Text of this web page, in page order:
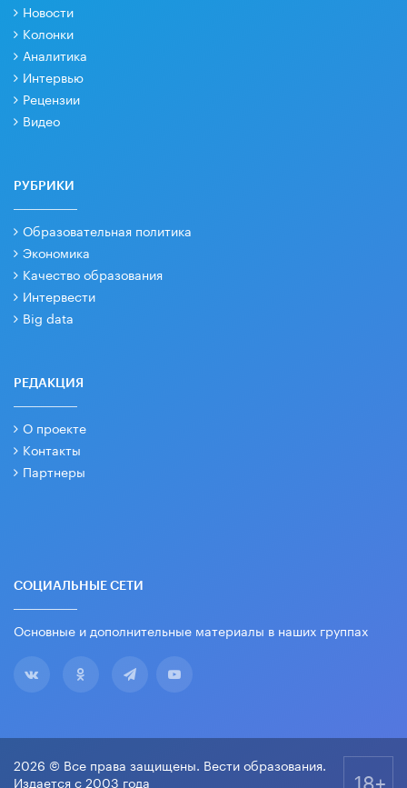
Новости
Колонки
Аналитика
Интервью
Рецензии
Видео
РУБРИКИ
Образовательная политика
Экономика
Качество образования
Интервести
Big data
РЕДАКЦИЯ
О проекте
Контакты
Партнеры
СОЦИАЛЬНЫЕ СЕТИ
Основные и дополнительные материалы в наших группах
2026 © Все права защищены. Вести образования.
Издается с 2003 года
18+